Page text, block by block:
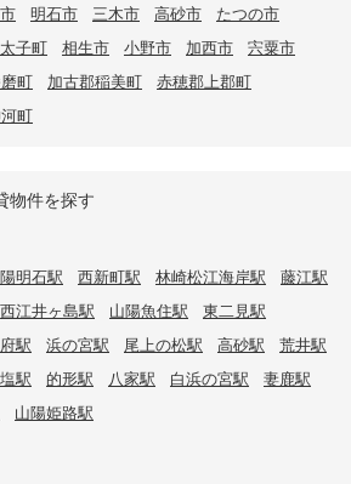
明石市 三木市 高砂市
たつの市
子町 相生市 小野市 加西市
宍粟市
町 加古郡稲美町
赤穂郡上郡町
町
物件を探す
明石駅 西新町駅 林崎松江海岸駅
藤江駅
西江井ヶ島駅 山陽魚住駅
東二見駅
駅 浜の宮駅 尾上の松駅 高砂駅
荒井駅
駅 的形駅 八家駅 白浜の宮駅
妻鹿駅
山陽姫路駅